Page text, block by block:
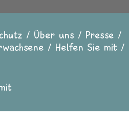
Über uns
Presse
Helfen Sie mit